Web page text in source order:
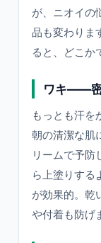
が、ニオイの
品も変わりま
ると、どこか
ワキ——密
もっとも汗を
朝の清潔な肌
リームで予防
ら上塗りする
が効果的。乾
や付着も防げ